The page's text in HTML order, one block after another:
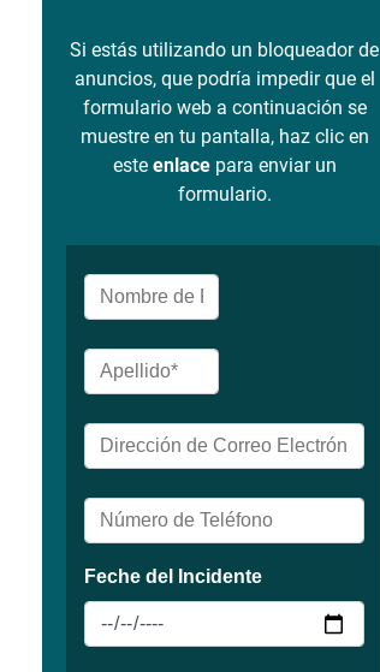
Si estás utilizando un bloqueador de
anuncios, que podría impedir que el
formulario web a continuación se
muestre en tu pantalla, haz clic en
este enlacepara enviar un
formulario.